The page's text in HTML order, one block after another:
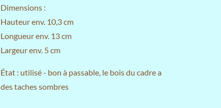
Dimensions :
Hauteur env. 10,3 cm
Longueur env. 13 cm
Largeur env. 5 cm
État : utilisé - bon à passable, le bois du cadre a
des taches sombres